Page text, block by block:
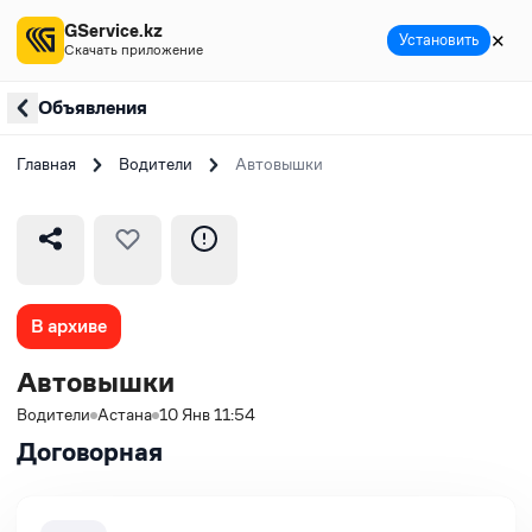
Объявления
Главная Водители Автовышки
В архиве
Автовышки
Водители Астана 10 Янв 11:54
Договорная
GService.kz
Скачать приложение Установить ✕